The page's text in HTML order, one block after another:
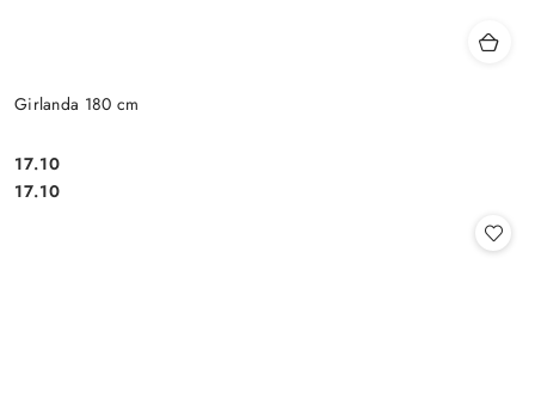
Girlanda 180 cm
Cena:
17.10
Cena:
17.10